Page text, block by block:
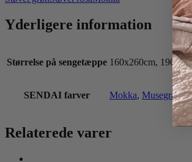
Yderligere information
Størrelse på sengetæppe 160x260cm,
SENDAI farver Mokka, Musegrå,
Relaterede varer